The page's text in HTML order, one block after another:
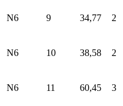
N6 9 34,77 2
N6 10 38,58 2
N6 11 60,45 3